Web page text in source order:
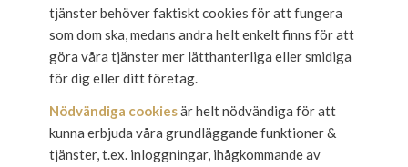
tjänster behöver faktiskt cookies för att fungera
som dom ska, medans andra helt enkelt finns för att
göra våra tjänster mer lätthanterliga eller smidiga
för dig eller ditt företag.
Nödvändiga cookiesär helt nödvändiga för att
kunna erbjuda våra grundläggande funktioner &
tjänster, t.ex. inloggningar, ihågkommande av